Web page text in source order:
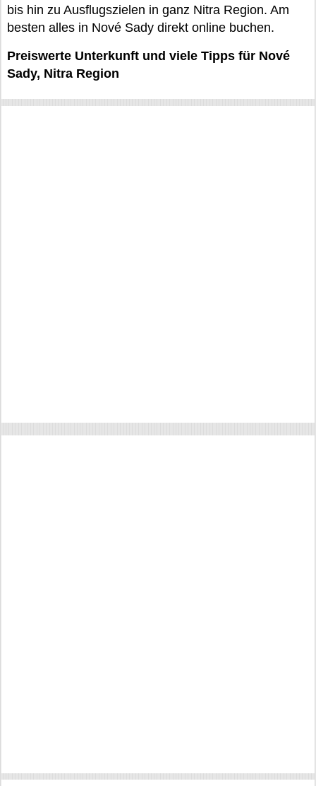
bis hin zu Ausflugszielen in ganz Nitra Region. Am
besten alles in Nové Sady direkt online buchen.
Preiswerte Unterkunft und viele Tipps für Nové
Sady, Nitra Region